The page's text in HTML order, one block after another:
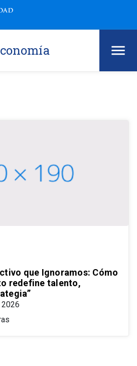
que Ignoramos: Cómo
redefine talento,